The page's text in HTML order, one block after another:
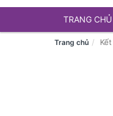
TRANG CHỦ
Trang chủ